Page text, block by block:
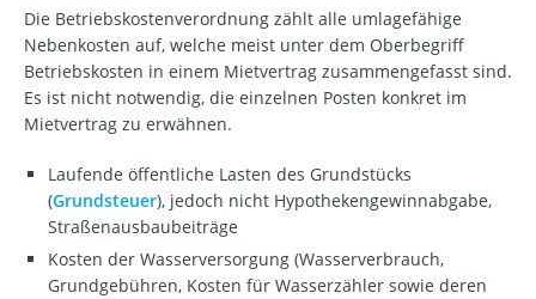
Die Betriebskostenverordnung zählt alle umlagefähige
Nebenkosten auf, welche meist unter dem Oberbegriff
Betriebskosten in einem Mietvertrag zusammengefasst sind.
Es ist nicht notwendig, die einzelnen Posten konkret im
Mietvertrag zu erwähnen.
Laufende öffentliche Lasten des Grundstücks
(Grundsteuer), jedoch nicht Hypothekengewinnabgabe,
Straßenausbaubeiträge
Kosten der Wasserversorgung (Wasserverbrauch,
Grundgebühren, Kosten für Wasserzähler sowie deren